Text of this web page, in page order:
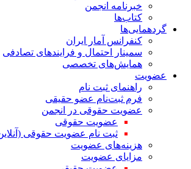
خبرنامه انجمن
کتاب‌ها
گردهمایی‌ها
کنفرانس آمار ایران
سمینار احتمال و فرایندهای تصادفی
همایش‌های تخصصی
عضویت
راهنمای ثبت نام
فرم ثبت‌نام عضو حقیقی
عضویت حقوقی در انجمن
عضویت حقوقی
ثبت نام عضویت حقوقی (آنلاین)
هزینه‌های عضویت
مزایای عضویت